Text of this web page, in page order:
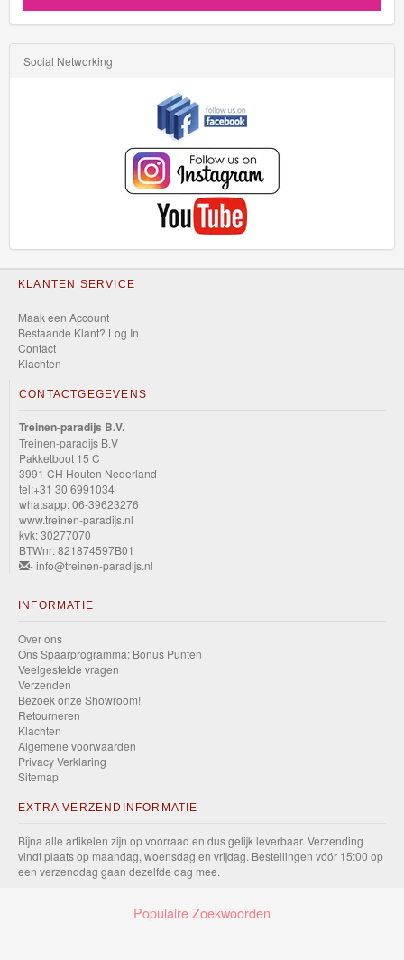
Social Networking
KLANTEN SERVICE
Maak een Account
Bestaande Klant? Log In
Contact
Klachten
CONTACTGEGEVENS
Treinen-paradijs B.V.
Treinen-paradijs B.V
Pakketboot 15 C
3991 CH Houten Nederland
tel:+31 30 6991034
whatsapp: 06-39623276
www.treinen-paradijs.nl
kvk: 30277070
BTWnr: 821874597B01
- info@treinen-paradijs.nl
INFORMATIE
Over ons
Ons Spaarprogramma: Bonus Punten
Veelgestelde vragen
Verzenden
Bezoek onze Showroom!
Retourneren
Klachten
Algemene voorwaarden
Privacy Verklaring
Sitemap
EXTRA VERZENDINFORMATIE
Bijna alle artikelen zijn op voorraad en dus gelijk leverbaar. Verzending
vindt plaats op maandag, woensdag en vrijdag. Bestellingen vóór 15:00 op
een verzenddag gaan dezelfde dag mee.
Populaire Zoekwoorden